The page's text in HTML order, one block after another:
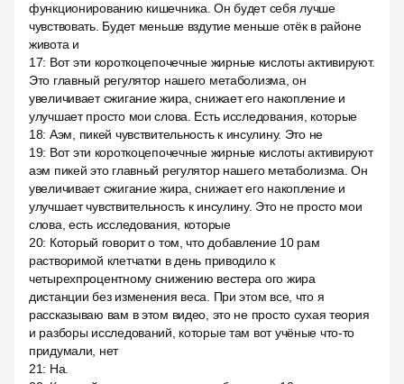
функционированию кишечника. Он будет себя лучше
чувствовать. Будет меньше вздутие меньше отёк в районе
живота и
17: Вот эти короткоцепочечные жирные кислоты активируют.
Это главный регулятор нашего метаболизма, он
увеличивает сжигание жира, снижает его накопление и
улучшает просто мои слова. Есть исследования, которые
18: Аэм, пикей чувствительность к инсулину. Это не
19: Вот эти короткоцепочечные жирные кислоты активируют
аэм пикей это главный регулятор нашего метаболизма. Он
увеличивает сжигание жира, снижает его накопление и
улучшает чувствительность к инсулину. Это не просто мои
слова, есть исследования, которые
20: Который говорит о том, что добавление 10 рам
растворимой клетчатки в день приводило к
четырехпроцентному снижению вестера ого жира
дистанции без изменения веса. При этом все, что я
рассказываю вам в этом видео, это не просто сухая теория
и разборы исследований, которые там вот учёные что-то
придумали, нет
21: На.